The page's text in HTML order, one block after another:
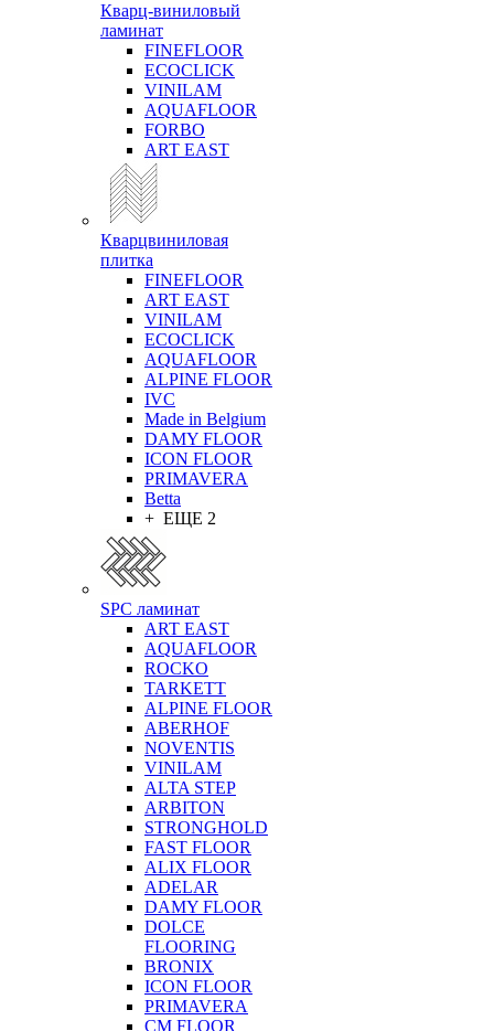
Кварц-виниловый
ламинат
FINEFLOOR
ECOCLICK
VINILAM
AQUAFLOOR
FORBO
ART EAST
Кварцвиниловая
плитка
FINEFLOOR
ART EAST
VINILAM
ECOCLICK
AQUAFLOOR
ALPINE FLOOR
IVC
Made in Belgium
DAMY FLOOR
ICON FLOOR
PRIMAVERA
Betta
+ ЕЩЕ 2
SPC ламинат
ART EAST
AQUAFLOOR
ROCKO
TARKETT
ALPINE FLOOR
ABERHOF
NOVENTIS
VINILAM
ALTA STEP
ARBITON
STRONGHOLD
FAST FLOOR
ALIX FLOOR
ADELAR
DAMY FLOOR
DOLCE
FLOORING
BRONIX
ICON FLOOR
PRIMAVERA
CM FLOOR